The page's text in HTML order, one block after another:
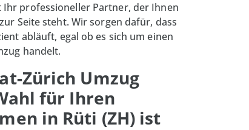
Ihr professioneller Partner, der Ihnen
Seite steht. Wir sorgen dafür, dass
abläuft, egal ob es sich um einen
handelt.
Zürich Umzug
für Ihren
in Rüti (ZH) ist